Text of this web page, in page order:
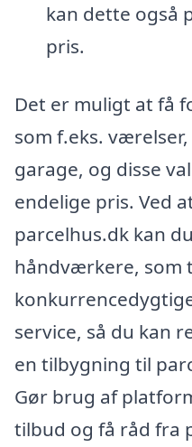
kan dette også
pris.
Det er muligt at få
som f.eks.
garage, og disse
endelige pris. Ved
parcelhus.dk kan
håndværkere, som
service, så du kan
en tilbygning til
Gør brug af
tilbud og få råd fra